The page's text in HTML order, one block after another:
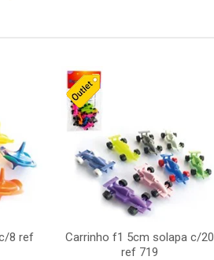
8 ref
Carrinho f1 5cm solapa c/20
ref 719